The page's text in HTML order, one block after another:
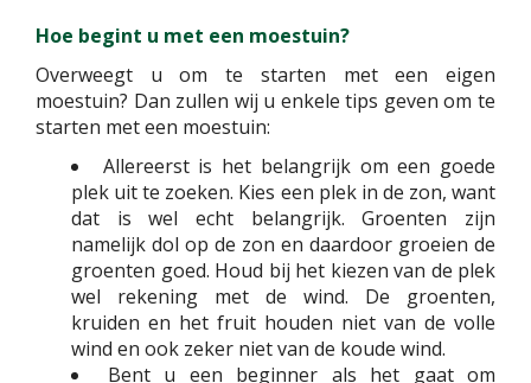
Hoe begint u met een moestuin?
Overweegt u om te starten met een eigen
moestuin? Dan zullen wij u enkele tips geven om te
starten met een moestuin:
Allereerst is het belangrijk om een goede
plek uit te zoeken. Kies een plek in de zon, want
dat is wel echt belangrijk. Groenten zijn
namelijk dol op de zon en daardoor groeien de
groenten goed. Houd bij het kiezen van de plek
wel rekening met de wind. De groenten,
kruiden en het fruit houden niet van de volle
wind en ook zeker niet van de koude wind.
Bent u een beginner als het gaat om